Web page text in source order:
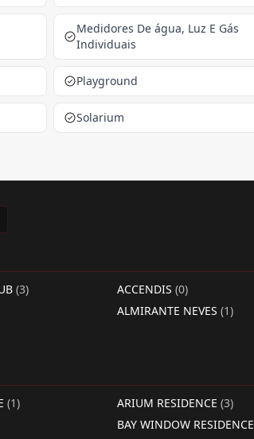
Medidores De água, Luz E Gás
Individuais
Playground
Solarium
(3) ACCENDIS (0)
ALMIRANTE NEVES (1)
(1) ARIUM RESIDENCE (3)
BAY WINDOW RESIDENCE